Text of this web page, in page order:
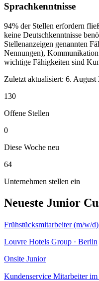
Sprachkenntnisse
94% der Stellen erfordern
keine Deutschkenntnisse
Stellenanzeigen genannten
Nennungen),
wichtige Fähigkeiten sind
Zuletzt aktualisiert: 6. August
130
Offene Stellen
0
Diese Woche neu
64
Unternehmen stellen ein
Neueste Junior
Frühstücksmitarbeiter (m/w/d)
Louvre Hotels Group · Berlin
Onsite Junior
Kundenservice Mitarbeiter